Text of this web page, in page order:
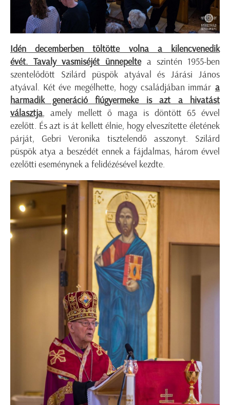
Idén decemberben töltötte volna a kilencvenedik
évét. Tavaly vasmiséjét ünnepeltea szintén 1955-ben
szentelődött Szilárd püspök atyával és Járási János
atyával. Két éve megélhette, hogy családjában immár a
harmadik generáció fiúgyermeke is azt a hivatást
választja, amely mellett ő maga is döntött 65 évvel
ezelőtt. És azt is át kellett élnie, hogy elveszítette életének
párját, Gebri Veronika tisztelendő asszonyt. Szilárd
püspök atya a beszédét ennek a fájdalmas, három évvel
ezelőtti eseménynek a felidézésével kezdte.